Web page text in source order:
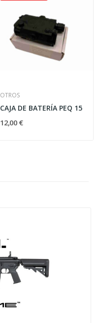
OTROS
CAJA DE BATERÍA PEQ 15
12,00 €